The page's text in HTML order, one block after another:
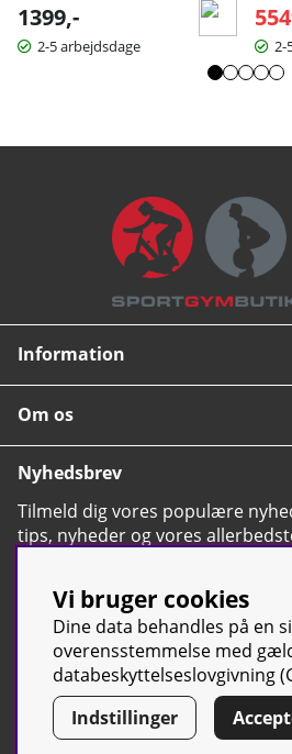
1399,-
2-5 arbejdsdage
2-
Information
Om os
Nyhedsbrev
Tilmeld dig vores populære
tips, nyheder og vores
© Sport & Gym Butiken JTC AB |Kontakt
(svensk tilsvarende CVR-nummer)
42 87 00
Vi bruger cookies
Dine data behandles på en
overensstemmelse med
databeskyttelseslovgivning
Indstillinger